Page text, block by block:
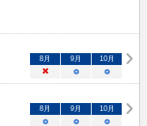
8月 9月 10月
× ○ ○
8月 9月 10月
○ ○ ○